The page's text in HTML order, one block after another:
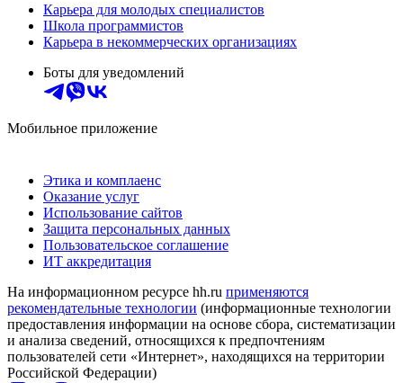
Карьера для молодых специалистов
Школа программистов
Карьера в некоммерческих организациях
Боты для уведомлений
Мобильное приложение
Этика и комплаенс
Оказание услуг
Использование сайтов
Защита персональных данных
Пользовательское соглашение
ИТ аккредитация
На информационном ресурсе hh.ru применяются
рекомендательные технологии (информационные технологии
предоставления информации на основе сбора, систематизации
и анализа сведений, относящихся к предпочтениям
пользователей сети «Интернет», находящихся на территории
Российской Федерации)